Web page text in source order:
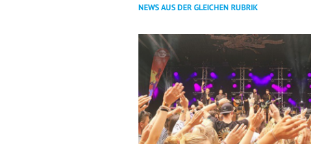
NEWS AUS DER GLEICHEN RUBRIK